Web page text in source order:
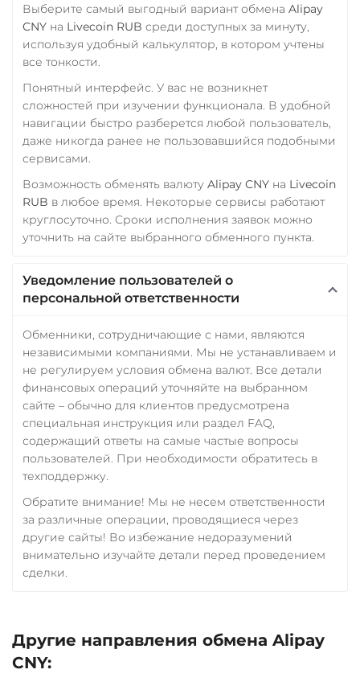
Выберите самый выгодный вариант обмена Alipay
CNY на Livecoin RUB среди доступных за минуту,
используя удобный калькулятор, в котором учтены
все тонкости.
Понятный интерфейс. У вас не возникнет
сложностей при изучении функционала. В удобной
навигации быстро разберется любой пользователь,
даже никогда ранее не пользовавшийся подобными
сервисами.
Возможность обменять валюту Alipay CNY на Livecoin
RUB в любое время. Некоторые сервисы работают
круглосуточно. Сроки исполнения заявок можно
уточнить на сайте выбранного обменного пункта.
Уведомление пользователей о
персональной ответственности
Обменники, сотрудничающие с нами, являются
независимыми компаниями. Мы не устанавливаем и
не регулируем условия обмена валют. Все детали
финансовых операций уточняйте на выбранном
сайте – обычно для клиентов предусмотрена
специальная инструкция или раздел FAQ,
содержащий ответы на самые частые вопросы
пользователей. При необходимости обратитесь в
техподдержку.
Обратите внимание! Мы не несем ответственности
за различные операции, проводящиеся через
другие сайты! Во избежание недоразумений
внимательно изучайте детали перед проведением
сделки.
Другие направления обмена Alipay
CNY: